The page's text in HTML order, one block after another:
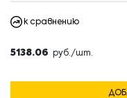
к сравнению
5138.06 руб./шт.